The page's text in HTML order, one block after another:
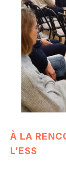
À LA
L’ESS